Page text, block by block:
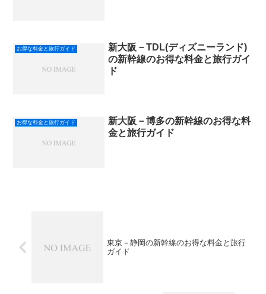
お得な料金と旅行ガイド
新大阪－TDL(ディズニーランド)
の新幹線のお得な料金と旅行ガイ
ド
お得な料金と旅行ガイド
新大阪－博多の新幹線のお得な料
金と旅行ガイド
東京－静岡の新幹線のお得な料金と旅行
ガイド